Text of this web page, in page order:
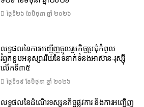
ថ្ងៃទី២៦ ខែ​មិថុនា ឆ្នាំ ២០២៦
លទ្ធផលនៃការអញ្ជើញចូលរួមកិច្ចប្រជុំកំពូល
រំឭកខួបអនុស្សាវរីយ៍នៃទំនាក់ទំនងអាស៊ាន-រុស្ស៊ី
លើកទី៣៥
ថ្ងៃទី១៩ ខែ​មិថុនា ឆ្នាំ ២០២៦
លទ្ធផលនៃដំណើរទស្សនកិច្ចផ្លូវការ និងការអញ្ជើញ